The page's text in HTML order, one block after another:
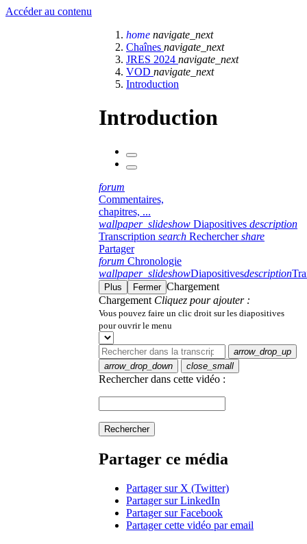
Accéder au contenu
home navigate_next
Chaînes navigate_next
JRES 2024 navigate_next
VOD navigate_next
Introduction
Introduction
forum
Commentaires,
chapitres, ...
wallpaper_slideshow Diapositives description
Transcription search Rechercher share
Partager
forum Chronologie
wallpaper_slideshowDiapositivesdescription
Plus Fermer Chargement
Chargement Cliquez pour ajouter :
Vous pouvez faire un clic droit sur les diapositives
pour ouvrir le menu
arrow_drop_up
arrow_drop_down
close_small
Rechercher dans cette vidéo :
Rechercher
Partager ce média
Partager sur X (Twitter)
Partager sur LinkedIn
Partager sur Facebook
Partager cette vidéo par email